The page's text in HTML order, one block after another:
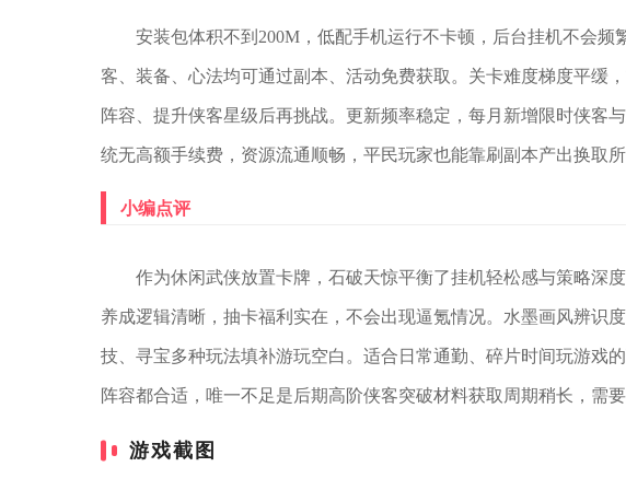
安装包体积不到200M，低配手机运行不卡顿，后台挂机不会
客、装备、心法均可通过副本、活动免费获取。关卡难度梯度平缓
阵容、提升侠客星级后再挑战。更新频率稳定，每月新增限时侠客
统无高额手续费，资源流通顺畅，平民玩家也能靠刷副本产出换取所
小编点评
作为休闲武侠放置卡牌，石破天惊平衡了挂机轻松感与策略深
养成逻辑清晰，抽卡福利实在，不会出现逼氪情况。水墨画风辨识
技、寻宝多种玩法填补游玩空白。适合日常通勤、碎片时间玩游戏
阵容都合适，唯一不足是后期高阶侠客突破材料获取周期稍长，需要
游戏截图